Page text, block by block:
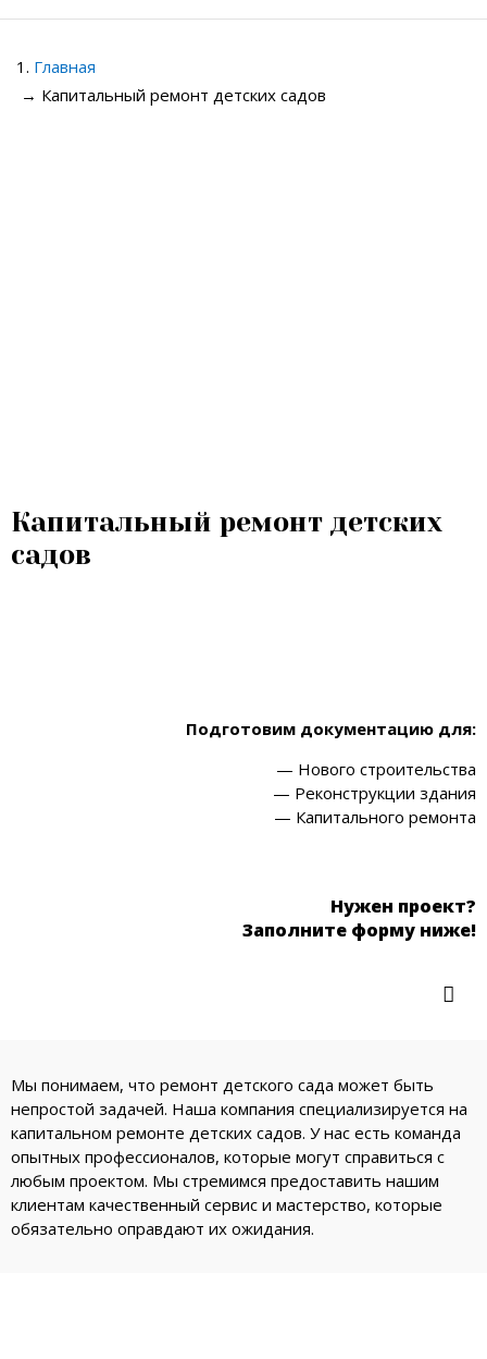
Главная
→ Капитальный ремонт детских садов
Капитальный ремонт детских
садов
Подготовим документацию для:
— Нового строительства
— Реконструкции здания
— Капитального ремонта
Нужен проект?
Заполните форму ниже!

Мы понимаем, что ремонт детского сада может быть
непростой задачей. Наша компания специализируется на
капитальном ремонте детских садов. У нас есть команда
опытных профессионалов, которые могут справиться с
любым проектом. Мы стремимся предоставить нашим
клиентам качественный сервис и мастерство, которые
обязательно оправдают их ожидания.